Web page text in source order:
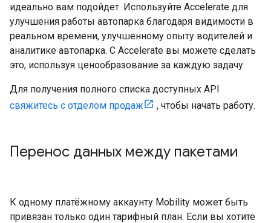
идеально вам подойдет. Используйте Accelerate для
улучшения работы автопарка благодаря видимости в
реальном времени, улучшенному опыту водителей и
аналитике автопарка. С Accelerate вы можете сделать
это, используя ценообразование за каждую задачу.
Для получения полного списка доступных API
свяжитесь с отделом продаж
, чтобы начать работу.
Перенос данных между пакетами
К одному платёжному аккаунту Mobility может быть
привязан только один тарифный план. Если вы хотите